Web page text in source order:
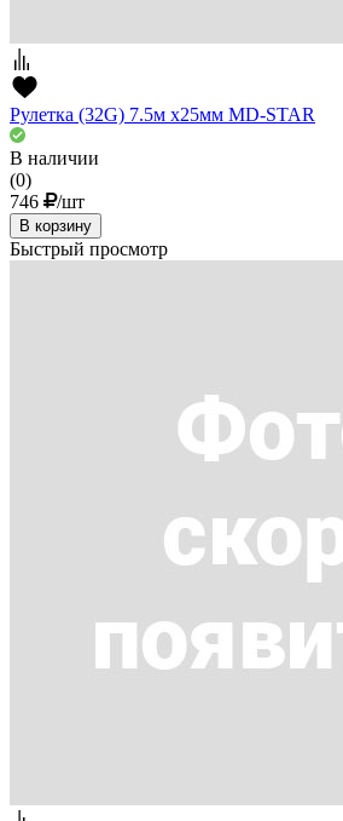
Рулетка (32G) 7.5м х25мм MD-STAR
В наличии
(0)
746
/шт
В корзину
Быстрый просмотр